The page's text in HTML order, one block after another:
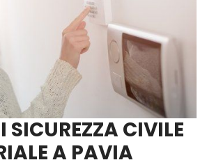
SICUREZZA CIVILE
A PAVIA